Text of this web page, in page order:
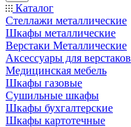
Каталог
Стеллажи металлические
Шкафы металлические
Верстаки Металлические
Аксессуары для верстаков
Медицинская мебель
Шкафы газовые
Сушильные шкафы
Шкафы бухгалтерские
Шкафы картотечные